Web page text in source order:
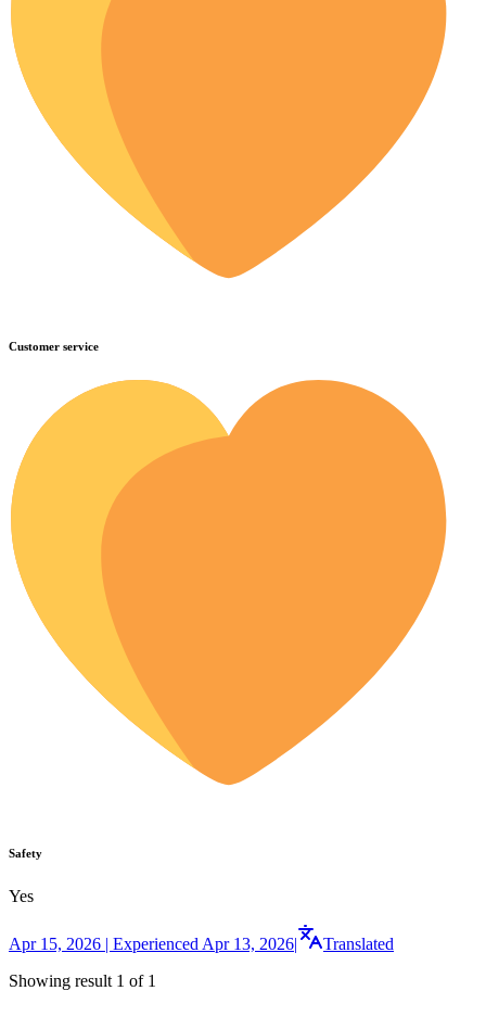
Customer service
Safety
Yes
Apr 15, 2026 | Experienced Apr 13, 2026|
Translated
Showing result 1 of 1